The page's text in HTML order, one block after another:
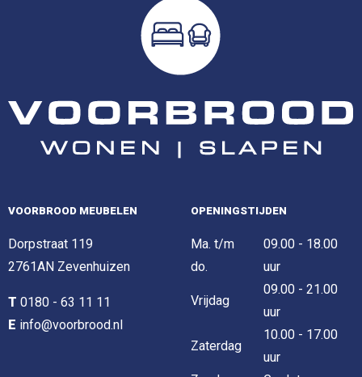
VOORBROOD MEUBELEN
Dorpstraat 119
2761AN Zevenhuizen
T 0180 - 63 11 11
E info@voorbrood.nl
OPENINGSTIJDEN
Ma. t/m
do.
09.00 - 18.00
uur
Vrijdag
09.00 - 21.00
uur
Zaterdag
10.00 - 17.00
uur